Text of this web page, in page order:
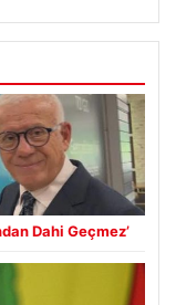
Dahi Geçmez’